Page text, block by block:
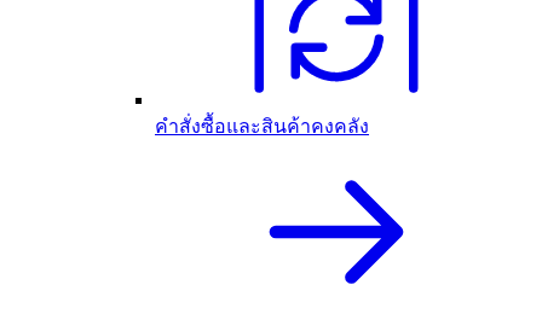
คำสั่งซื้อและสินค้าคงคลัง